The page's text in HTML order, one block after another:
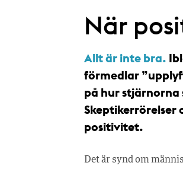
När
Allt är inte bra.
förmedlar
på hur stjärnorna
Skeptikerrörelser
positivitet.
Det är synd om